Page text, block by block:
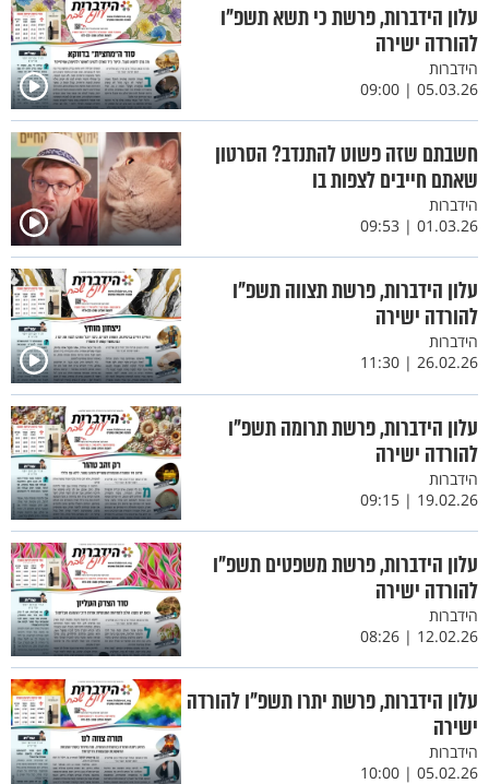
עלון הידברות, פרשת כי תשא תשפ"ו
להורדה ישירה
הידברות
05.03.26 | 09:00
חשבתם שזה פשוט להתנדב? הסרטון
שאתם חייבים לצפות בו
הידברות
01.03.26 | 09:53
עלון הידברות, פרשת תצווה תשפ"ו
להורדה ישירה
הידברות
26.02.26 | 11:30
עלון הידברות, פרשת תרומה תשפ"ו
להורדה ישירה
הידברות
19.02.26 | 09:15
עלון הידברות, פרשת משפטים תשפ"ו
להורדה ישירה
הידברות
12.02.26 | 08:26
עלון הידברות, פרשת יתרו תשפ"ו להורדה
ישירה
הידברות
05.02.26 | 10:00